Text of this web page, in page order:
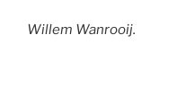
Willem Wanrooij.